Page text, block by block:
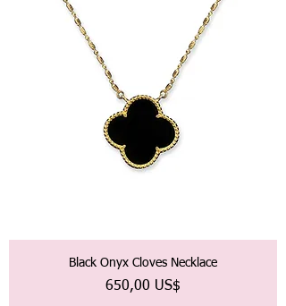
Black Onyx Cloves Necklace
Precio
650,00 US$